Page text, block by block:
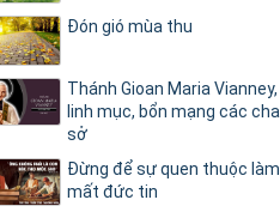
Đón gió mùa thu
Thánh Gioan Maria Vianney,
linh mục, bổn mạng các cha
sở
Đừng để sự quen thuộc làm
mất đức tin